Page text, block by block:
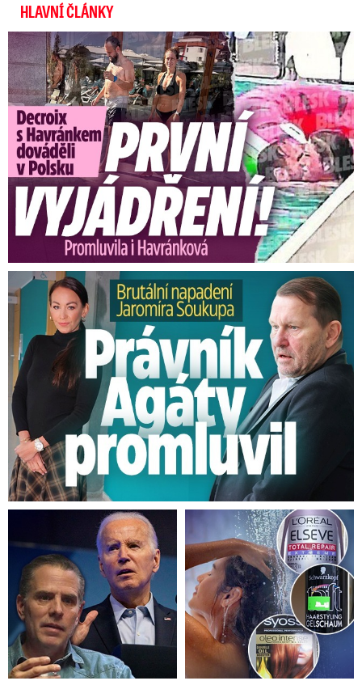
HLAVNÍ ČLÁNKY
Exministryně s Havránkem dováděli v Polsku: První slova!
Brutální napadení Soukupa. Právník Agáty promluvil